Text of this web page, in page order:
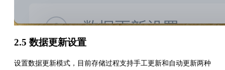
2.5 数据更新设置
设置数据更新模式，目前存储过程支持手工更新和自动更新两种